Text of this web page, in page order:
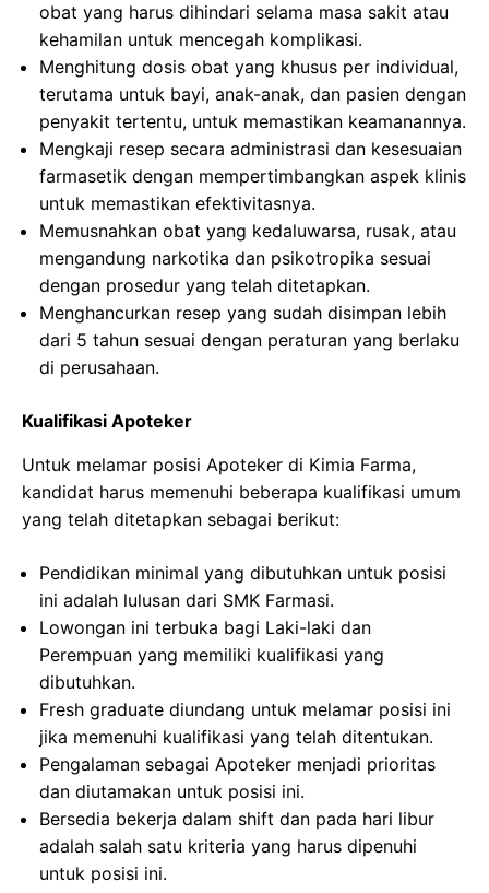
obat yang harus dihindari selama masa sakit atau
kehamilan untuk mencegah komplikasi.
Menghitung dosis obat yang khusus per individual,
terutama untuk bayi, anak-anak, dan pasien dengan
penyakit tertentu, untuk memastikan keamanannya.
Mengkaji resep secara administrasi dan kesesuaian
farmasetik dengan mempertimbangkan aspek klinis
untuk memastikan efektivitasnya.
Memusnahkan obat yang kedaluwarsa, rusak, atau
mengandung narkotika dan psikotropika sesuai
dengan prosedur yang telah ditetapkan.
Menghancurkan resep yang sudah disimpan lebih
dari 5 tahun sesuai dengan peraturan yang berlaku
di perusahaan.
Kualifikasi Apoteker
Untuk melamar posisi Apoteker di Kimia Farma,
kandidat harus memenuhi beberapa kualifikasi umum
yang telah ditetapkan sebagai berikut:
Pendidikan minimal yang dibutuhkan untuk posisi
ini adalah lulusan dari SMK Farmasi.
Lowongan ini terbuka bagi Laki-laki dan
Perempuan yang memiliki kualifikasi yang
dibutuhkan.
Fresh graduate diundang untuk melamar posisi ini
jika memenuhi kualifikasi yang telah ditentukan.
Pengalaman sebagai Apoteker menjadi prioritas
dan diutamakan untuk posisi ini.
Bersedia bekerja dalam shift dan pada hari libur
adalah salah satu kriteria yang harus dipenuhi
untuk posisi ini.